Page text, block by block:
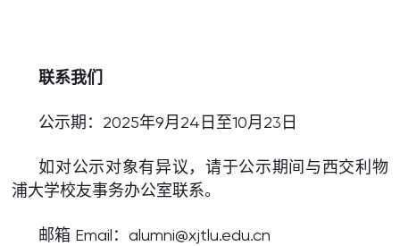
联系我们
公示期：2025年9月24日至10月23日
如对公示对象有异议，请于公示期间与西交利物
浦大学校友事务办公室联系。
邮箱 Email：alumni@xjtlu.edu.cn